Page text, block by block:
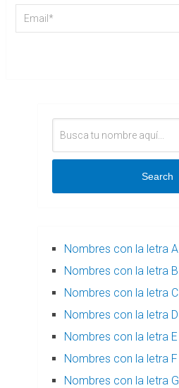
Search
Nombres con la letra A
Nombres con la letra B
Nombres con la letra C
Nombres con la letra D
Nombres con la letra E
Nombres con la letra F
Nombres con la letra G